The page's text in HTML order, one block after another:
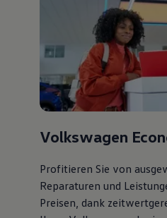
Volkswagen
Profitieren Sie von
Reparaturen und
Preisen, dank